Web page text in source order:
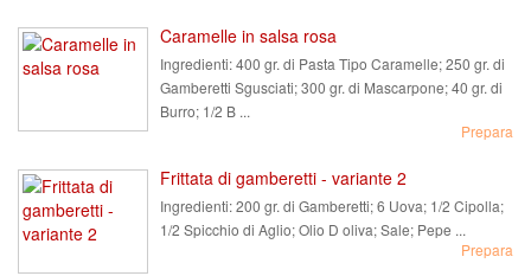
Caramelle in salsa rosa
Ingredienti:400 gr. di Pasta Tipo Caramelle; 250 gr. di
Gamberetti Sgusciati; 300 gr. di Mascarpone; 40 gr. di
Burro; 1/2 B ...
Prepara
Frittata di gamberetti - variante 2
Ingredienti:200 gr. di Gamberetti; 6 Uova; 1/2 Cipolla;
1/2 Spicchio di Aglio; Olio D oliva; Sale; Pepe ...
Prepara